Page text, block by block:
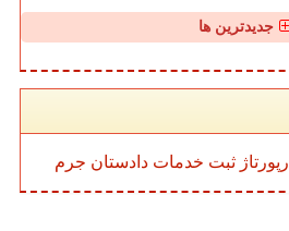
جدیدترین ها
رپورتاژ ثبت خدمات دادستان جرم